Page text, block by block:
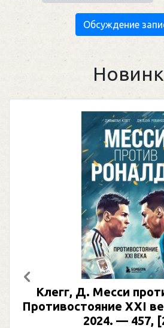
Обсуждение
Клегг, Д. Месси
Противостояние XXI
2024. — 457,
Предыдущий